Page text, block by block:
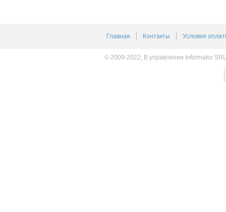
Главная Контакты Условия
© 2009-2022, В управлении Informator SRL